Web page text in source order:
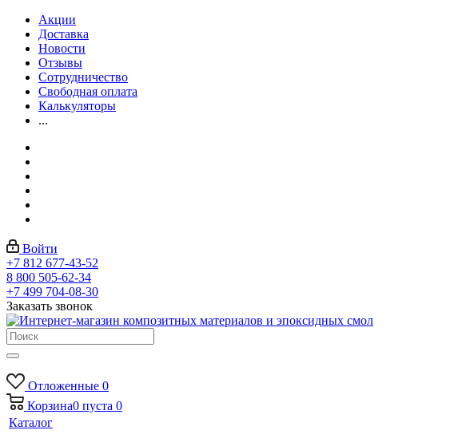
Акции
Доставка
Новости
Отзывы
Сотрудничество
Свободная оплата
Калькуляторы
...
Войти
+7 812 677-43-52
8 800 505-62-34
+7 499 704-08-30
Заказать звонок
Отложенные 0
Корзина0 пуста 0
Каталог